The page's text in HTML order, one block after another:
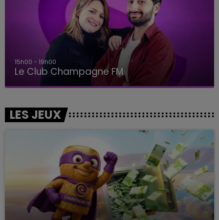
15h00 - 19h00
Le Club Champagne FM
LES JEUX